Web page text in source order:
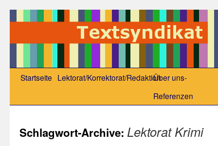
Startseite Lektorat/Korrektorat/RedaktionÜber uns-
Referenzen
Schlagwort-Archive: Lektorat Krimi